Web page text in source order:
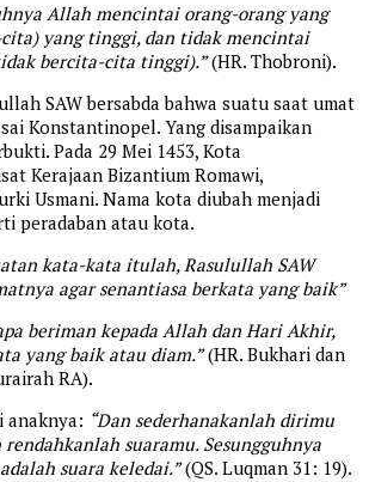
Allah mencintai orang-orang yang
yang tinggi, dan tidak mencintai
bercita-cita tinggi).”(HR. Thobroni).
SAW bersabda bahwa suatu saat umat
Konstantinopel. Yang disampaikan
Pada 29 Mei 1453, Kota
Kerajaan Bizantium Romawi,
Usmani. Nama kota diubah menjadi
peradaban atau kota.
kata-kata itulah, Rasulullah SAW
agar senantiasa berkata yang baik”
beriman kepada Allah dan Hari Akhir,
yang baik atau diam.”(HR. Bukhari dan
RA).
anaknya: “Dan sederhanakanlah dirimu
suaramu. Sesungguhnya
suara keledai.”(QS. Luqman 31: 19).